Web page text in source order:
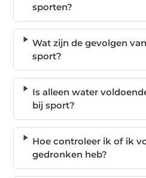
sporten?
Wat zijn de gevolgen
sport?
Is alleen water
bij sport?
Hoe controleer ik of ik
gedronken heb?